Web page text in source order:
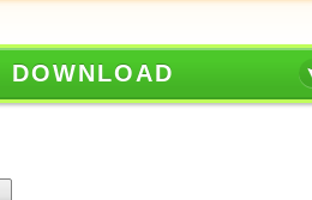
DOWNLOAD